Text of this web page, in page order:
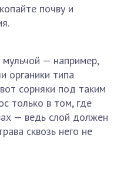
почву и
— например,
органики типа
сорняки под таким
только в том, где
— ведь слой должен
сквозь него не